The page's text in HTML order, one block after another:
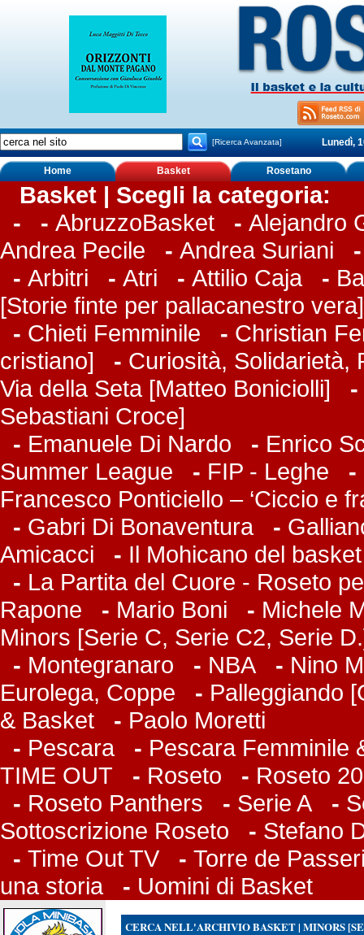
[Ricerca Avanzata] Lunedì,
Home Basket Rosetano
Basket | Scegli la categoria:
-
- AbruzzoBasket - Alejandro
Andrea Pecile - Andrea Suriani
- Arbitri - Atri - Attilio Caja-
[Storie finte per pallacanestro vera]
- Chieti Femminile - Christian
cristiano] - Curiosità, Solidarietà,
Via della Seta [Matteo Boniciolli] -
Sebastiani Croce]
- Emanuele Di Nardo - Enrico
Summer League - FIP - Leghe -
Francesco Ponticiello – ‘Ciccio e
- Gabri Di Bonaventura-
Amicacci
- Il Mohicano del
- La Partita del Cuore - Roseto
Rapone - Mario Boni - Michele
Minors [Serie C, Serie C2, Serie
- Montegranaro - NBA - Nino
Eurolega, Coppe - Palleggiando
& Basket - Paolo Moretti
- Pescara- Pescara Femminile
TIME OUT - Roseto - Roseto
- Roseto Panthers - Serie A -
Sottoscrizione Roseto - Stefano
- Time Out TV - Torre de
una storia- Uomini di Basket
CERCA NELL'ARCHIVIO BASKET | MINORS